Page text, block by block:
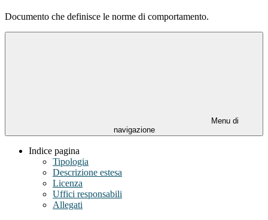
Documento che definisce le norme di comportamento.
Menu di
navigazione
Indice pagina
Tipologia
Descrizione estesa
Licenza
Uffici responsabili
Allegati